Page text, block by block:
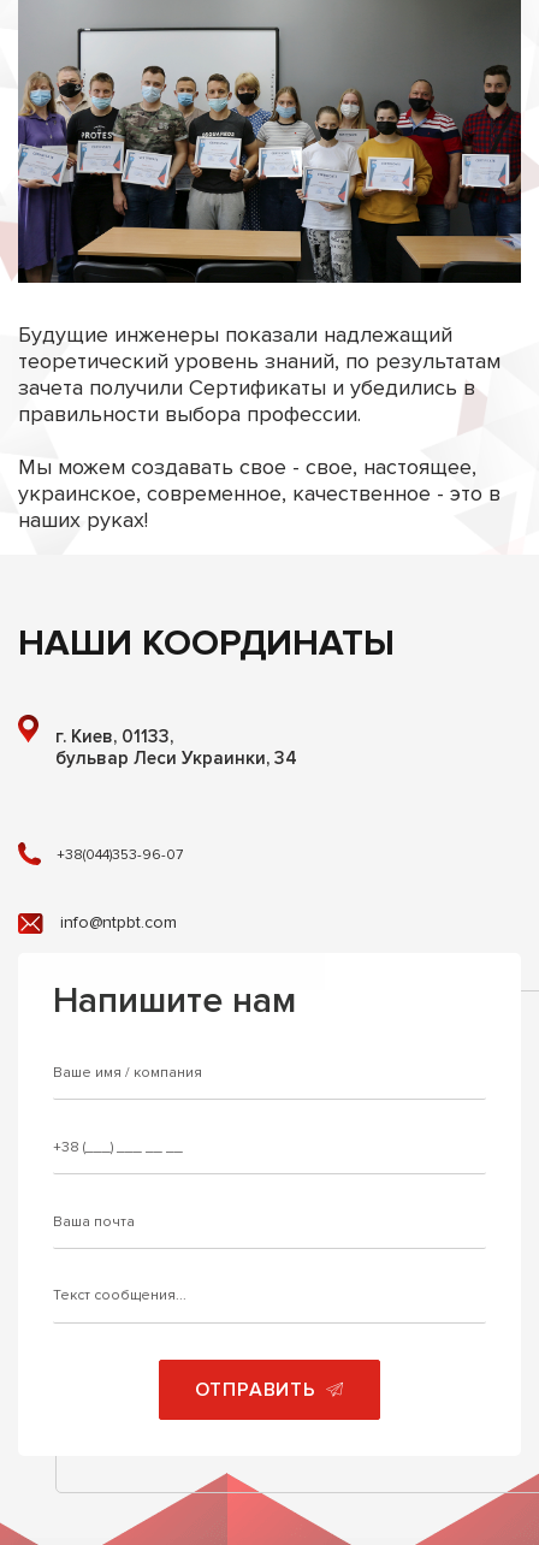
Будущие инженеры показали надлежащий
теоретический уровень знаний, по результатам
зачета получили Сертификаты и убедились в
правильности выбора профессии.
Мы можем создавать свое - свое, настоящее,
украинское, современное, качественное - это в
наших руках!
НАШИ КООРДИНАТЫ
г. Киев, 01133,
бульвар Леси Украинки, 34
+38(044)353-96-07
info@ntpbt.com
Напишите нам
ОТПРАВИТЬ